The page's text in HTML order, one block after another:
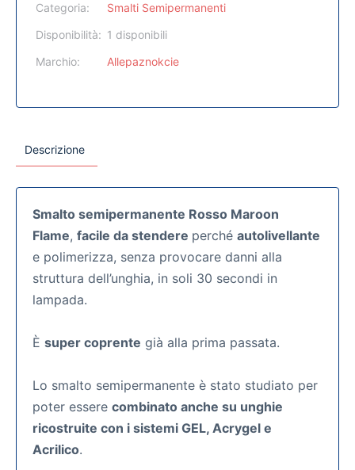
Categoria:
Smalti Semipermanenti
Disponibilità: 1 disponibili
Marchio:
Allepaznokcie
Descrizione
Smalto semipermanente Rosso Maroon
Flame, facile da stendere perché autolivellante
e polimerizza, senza provocare danni alla
struttura dell’unghia, in soli 30 secondi in
lampada.
È super coprente già alla prima passata.
Lo smalto semipermanente è stato studiato per
poter essere combinato anche su unghie
ricostruite con i sistemi GEL, Acrygel e
Acrilico.